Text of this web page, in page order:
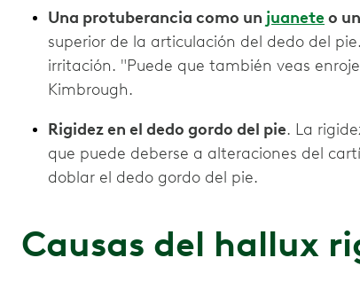
Una protuberancia como un juaneteo
superior de la articulación del dedo del
irritación. "Puede que también veas
Kimbrough.
Rigidez en el dedo gordo del pie. La
que puede deberse a alteraciones del
doblar el dedo gordo del pie.
Causas del hallux